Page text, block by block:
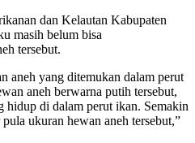
dan Kelautan Kabupaten
masih belum bisa
tersebut.
aneh yang ditemukan dalam perut
aneh berwarna putih tersebut,
hidup di dalam perut ikan. Semakin
ukuran hewan aneh tersebut,”